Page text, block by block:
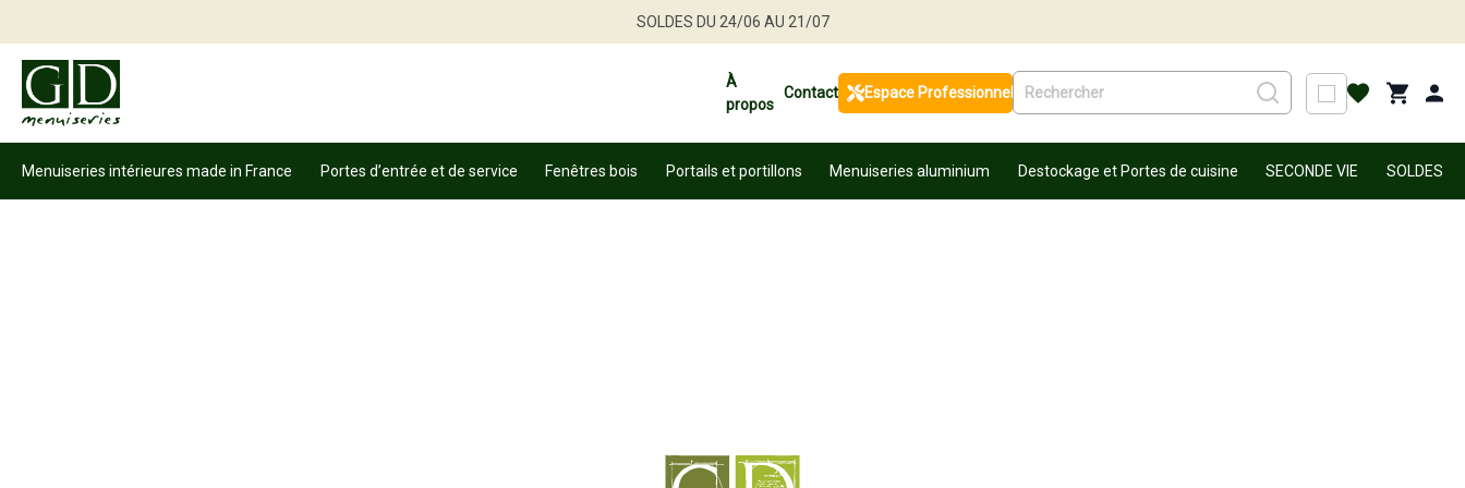
SOLDES DU 24/06 AU 21/07
Profitez en vite
À
propos
Contact Espace Professionnel
Menuiseries intérieures made in France Portes d’entrée et de service Fenêtres bois Portails et portillons Menuiseries aluminium Destockage et Portes de cuisine SECONDE VIE SOLDES